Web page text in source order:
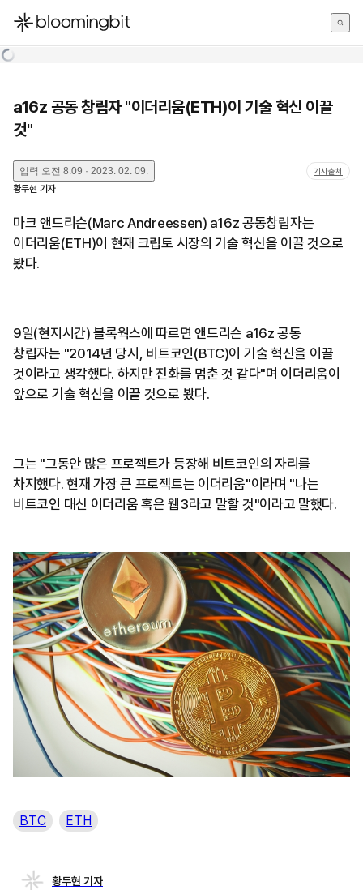
한국어
a16z 공동 창립자 "이더리움(ETH)이 기술 혁신 이끌
것"
입력 오전 8:09 · 2023. 02. 09. 기사출처
황두현 기자
마크 앤드리슨(Marc Andreessen) a16z 공동창립자는
이더리움(ETH)이 현재 크립토 시장의 기술 혁신을 이끌 것으로
봤다.
9일(현지시간) 블록웍스에 따르면 앤드리슨 a16z 공동
창립자는 "2014년 당시, 비트코인(BTC)이 기술 혁신을 이끌
것이라고 생각했다. 하지만 진화를 멈춘 것 같다"며 이더리움이
앞으로 기술 혁신을 이끌 것으로 봤다.
그는 "그동안 많은 프로젝트가 등장해 비트코인의 자리를
차지했다. 현재 가장 큰 프로젝트는 이더리움"이라며 "나는
비트코인 대신 이더리움 혹은 웹3라고 말할 것"이라고 말했다.
BTC ETH
황두현 기자